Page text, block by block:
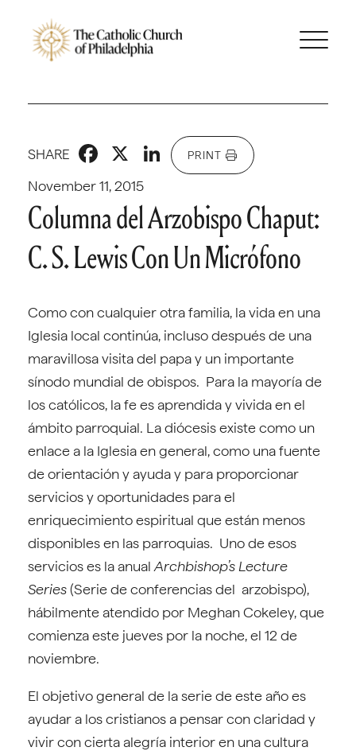
November 11, 2015
SHARE Facebook
X LinkedIn
PRINT
Columna del Arzobispo Chaput:
C. S. Lewis Con Un Micrófono
Como con cualquier otra familia, la vida en una
Iglesia local continúa, incluso después de una
maravillosa visita del papa y un importante
sínodo mundial de obispos. Para la mayoría de
los católicos, la fe es aprendida y vivida en el
ámbito parroquial. La diócesis existe como un
enlace a la Iglesia en general, como una fuente
de orientación y ayuda y para proporcionar
servicios y oportunidades para el
enriquecimiento espiritual que están menos
disponibles en las parroquias. Uno de esos
servicios es la anual Archbishop’s Lecture
Series(Serie de conferencias del arzobispo),
hábilmente atendido por Meghan Cokeley, que
comienza este jueves por la noche, el 12 de
noviembre.
El objetivo general de la serie de este año es
ayudar a los cristianos a pensar con claridad y
vivir con cierta alegría interior en una cultura